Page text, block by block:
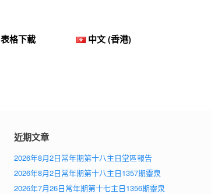
表格下載 中文 (香港)
近期文章
2026年8月2日常年期第十八主日堂區報告
2026年8月2日常年期第十八主日1357期靈泉
2026年7月26日常年期第十七主日1356期靈泉